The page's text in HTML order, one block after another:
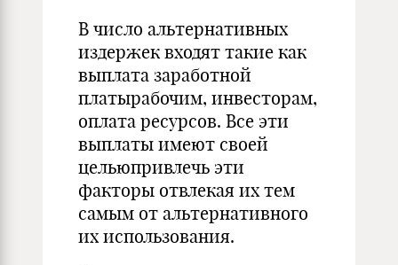
В число альтернативных
издержек входят такие как
выплата заработной
платырабочим, инвесторам,
оплата ресурсов. Все эти
выплаты имеют своей
цельюпривлечь эти
факторы отвлекая их тем
самым от альтернативного
их использования.